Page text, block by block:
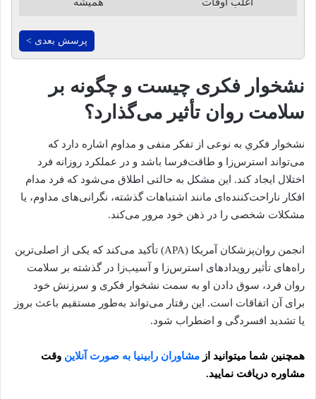
پرسش بعدی >
نشخوار فکری چیست و چگونه بر
سلامت روان تأثیر می‌گذارد؟
نشخوار فکري به نوعی از تفکر منفی و مداوم اشاره دارد که
می‌تواند استرس‌زا و طاقت‌فرسا باشد و در عملکرد روزانه فرد
اختلال ایجاد کند. این مشکل به حالتی اطلاق می‌شود که فرد مدام
افکار ناراحت‌کننده‌ای مانند اشتباهات گذشته، نگرانی‌های مداوم، یا
مشکلات شخصی را در ذهن خود مرور می‌کند.
انجمن روان‌پزشکان آمریکا (APA) تأکید می‌کند که یکی از اصلی‌ترین
راه‌های تأثیر رویدادهای استرس‌زا و آسیب‌زا در گذشته بر سلامت
روان فرد، سوق دادن او به سمت نشخوار فکری و سرزنش خود
برای آن اتفاقات است. این رفتار می‌تواند به‌طور مستقیم باعث بروز
یا تشدید افسردگی و اضطراب شود.
همچنین شما میتوانید از مشاوران رابینیا به صورت آنلاین وقت
مشاوره دریافت نمایید.